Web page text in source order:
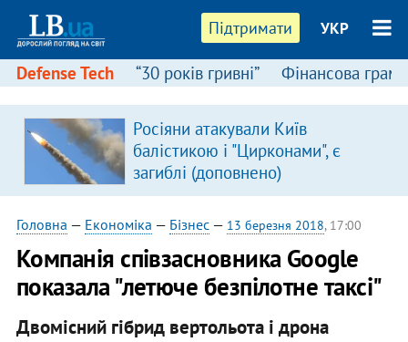
Підтримати УКР
Defense Tech “30 років гривні” Фінансова
Росіяни атакували Київ
балістикою і "Цирконами", є
загиблі (доповнено)
Головна — Економіка — Бізнес— 13 березня 2018, 17:00
Компанія співзасновника Google
показала "летюче безпілотне таксі"
Двомісний гібрид вертольота і дрона